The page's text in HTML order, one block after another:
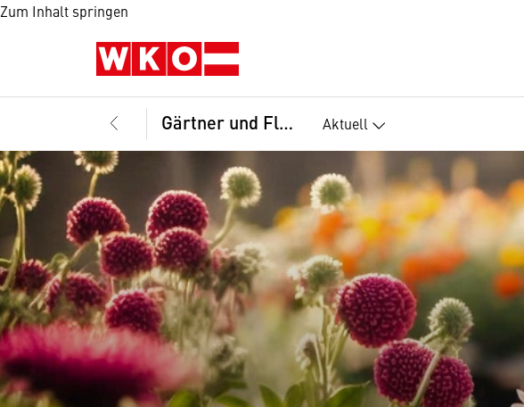
Zum Inhalt springen
Gärtner und Floristen, Landesinnung Aktuell